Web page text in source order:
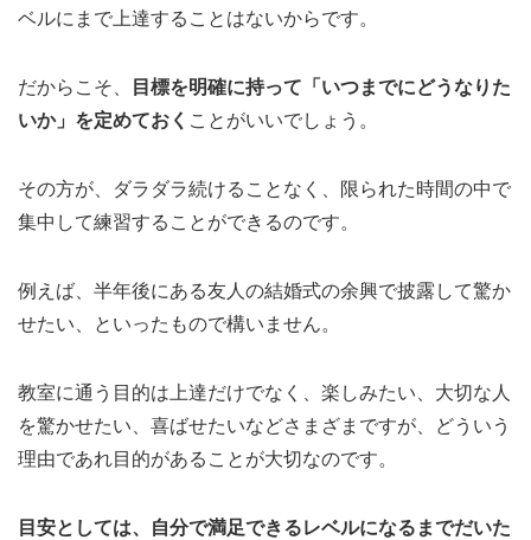
ベルにまで上達することはないからです。
だからこそ、
目標を明確に持って「いつまでにどうなりた
いか」を定めておく ことがいいでしょう。
その方が、ダラダラ続けることなく、限られた時間の中で
集中して練習することができるのです。
例えば、半年後にある友人の結婚式の余興で披露して驚か
せたい、といったもので構いません。
教室に通う目的は上達だけでなく、楽しみたい、大切な人
を驚かせたい、喜ばせたいなどさまざまですが、どういう
理由であれ目的があることが大切なのです。
目安としては、自分で満足できるレベルになるまでだいた